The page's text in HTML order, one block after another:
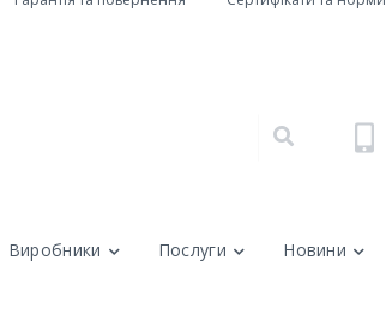
Виробники Послуги Новини